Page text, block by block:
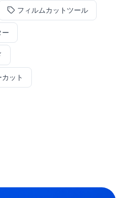
フィルムカットツール
ー
ット